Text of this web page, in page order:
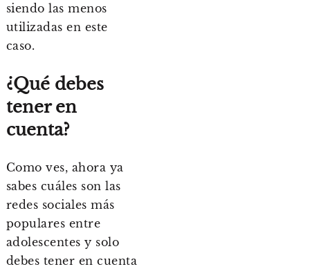
siendo las menos
utilizadas en este
caso.
¿Qué debes
tener en
cuenta?
Como ves, ahora ya
sabes cuáles son las
redes sociales más
populares entre
adolescentes y solo
debes tener en cuenta